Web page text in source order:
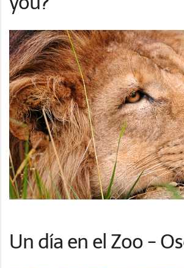
Un día en el Zoo -